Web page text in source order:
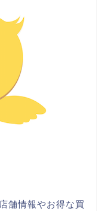
舗情報やお得な買